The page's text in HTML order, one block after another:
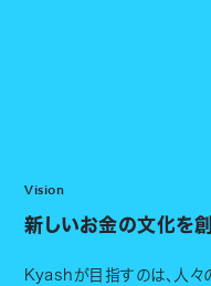
Vision
新しいお金の文化を創
Kyashが目指すのは、人々